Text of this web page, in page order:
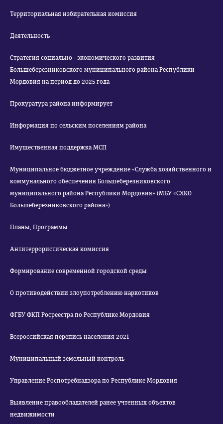
Территориальная избирательная комиссия
Деятельность
Стратегия социально - экономического развития
Большеберезниковского муниципального района Республики
Мордовия на период до 2025 года
Прокуратура района информирует
Информация по сельским поселениям района
Имущественная поддержка МСП
Муниципальное бюджетное учреждение «Служба хозяйственного и
коммунального обеспечения Большеберезниковского
муниципального района Республики Мордовия» (МБУ «СХКО
Большеберезниковского района»)
Планы, Программы
Антитеррористическая комиссия
Формирование современной городской среды
О противодействии злоупотреблению наркотиков
ФГБУ ФКП Росреестра по Республике Мордовия
Всероссийская перепись населения 2021
Муниципальный земельный контроль
Управление Роспотребнадзора по Республике Мордовия
Выявление правообладателей ранее учтенных объектов
недвижимости